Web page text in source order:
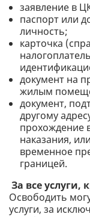
заявление в
паспорт или
личность;
карточка
документ на
жилым
документ,
другому
прохождение
наказания,
временное
границей.
За все услуги,
Освободить
услуги, за